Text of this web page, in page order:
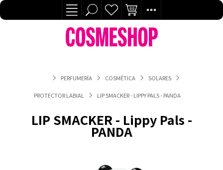
PERFUMERÍA COSMÉTICA SOLARES
PROTECTOR LABIAL LIP SMACKER - LIPPY PALS - PANDA
LIP SMACKER - Lippy Pals -
PANDA